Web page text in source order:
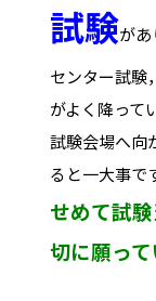
試験があ
センター試験
がよく降って
試験会場へ向
ると一大事で
せめて試
切に願って